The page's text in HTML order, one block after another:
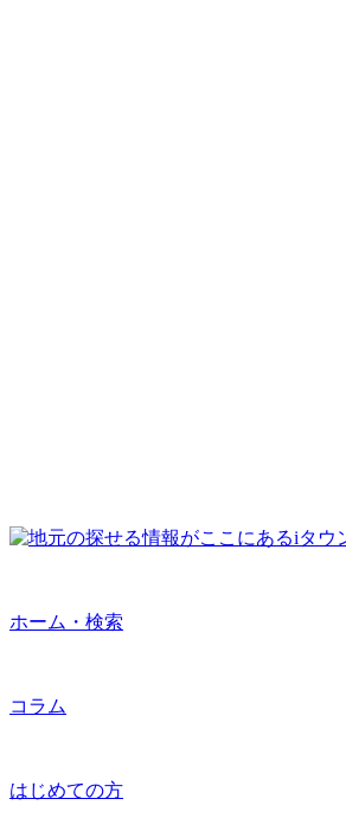
ホーム・検索
コラム
はじめての方